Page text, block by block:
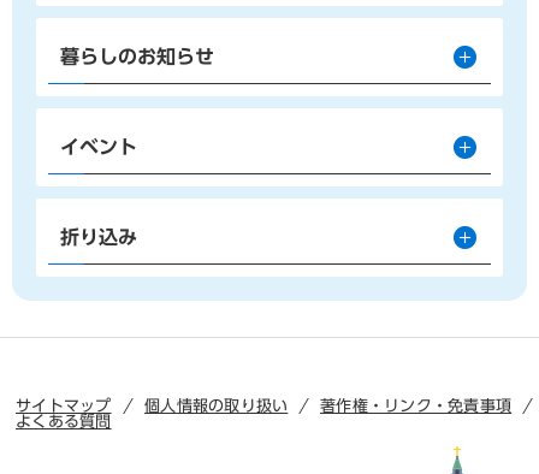
暮らしのお知らせ
イベント
折り込み
サイトマップ 個人情報の取り扱い
著作権・リンク・免責事項
よくある質問